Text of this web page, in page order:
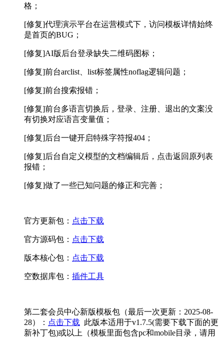
格；
[修复]代理演示平台在运营模式下，访问模板详情始终
是首页的BUG；
[修复]AI版后台登录缺失二维码图标；
[修复]前台arclist、list标签属性noflag逻辑问题；
[修复]前台搜索报错；
[修复]前台多语言切换后，登录、注册、退出的文案没
有切换对应语言变量值；
[修复]后台一键开启特殊字符报404；
[修复]后台自定义模型的文档编辑后，点击返回原列表
报错；
[修复]做了一些已知问题的修正和完善；
官方更新包： 点击下载
官方源码包： 点击下载
版本核心包： 点击下载
空数据库包： 插件工具
第二套会员中心新版模板包（最后一次更新：2025-08-
28）： 点击下载 此版本适用于v1.7.5(需要下载下面的更
新补丁包)或以上（模板里面包含pc和mobile目录，请用